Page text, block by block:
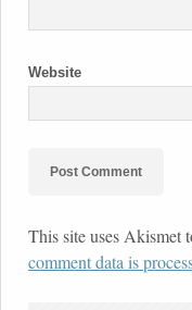
Website
This site uses Akismet
comment data is